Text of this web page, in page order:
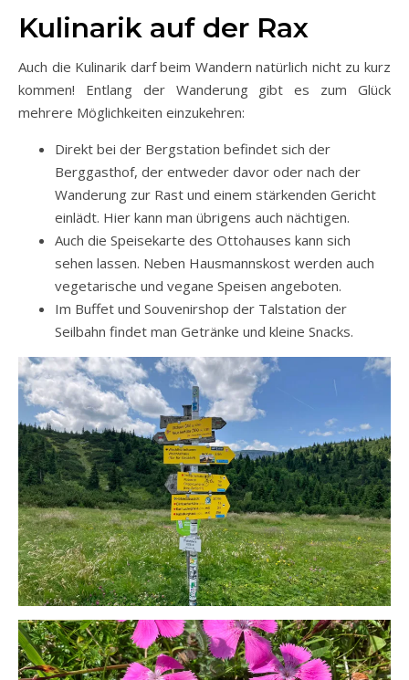
Kulinarik auf der Rax
Auch die Kulinarik darf beim Wandern natürlich nicht zu kurz
kommen! Entlang der Wanderung gibt es zum Glück
mehrere Möglichkeiten einzukehren:
Direkt bei der Bergstation befindet sich der
Berggasthof, der entweder davor oder nach der
Wanderung zur Rast und einem stärkenden Gericht
einlädt. Hier kann man übrigens auch nächtigen.
Auch die Speisekarte des Ottohauses kann sich
sehen lassen. Neben Hausmannskost werden auch
vegetarische und vegane Speisen angeboten.
Im Buffet und Souvenirshop der Talstation der
Seilbahn findet man Getränke und kleine Snacks.